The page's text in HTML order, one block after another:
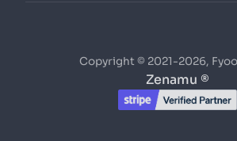
Copyright © 2021-2026,
Zenamu ®